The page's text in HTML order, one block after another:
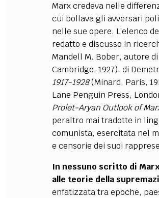
Marx credeva nelle
cui bollava gli avversari
nelle sue opere. L’elenco
redatto e discusso in
Mandell M. Bober, autore di
Cambridge, 1927), di
1917-1928(Minard, Paris,
Lane Penguin Press,
Prolet-Aryan Outlook of
peraltro mai tradotte in
comunista, esercitata nel
e censorie dei suoi
In nessuno scritto di
alle teorie della
enfatizzata tra epoche,